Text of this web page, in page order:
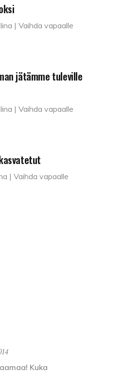
| Vaihda vapaalle
jätämme tuleville
| Vaihda vapaalle
| Vaihda vapaalle
Kuka